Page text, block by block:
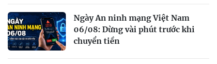
Ngày An ninh mạng Việt Nam
06/08: Dừng vài phút trước khi
chuyển tiền